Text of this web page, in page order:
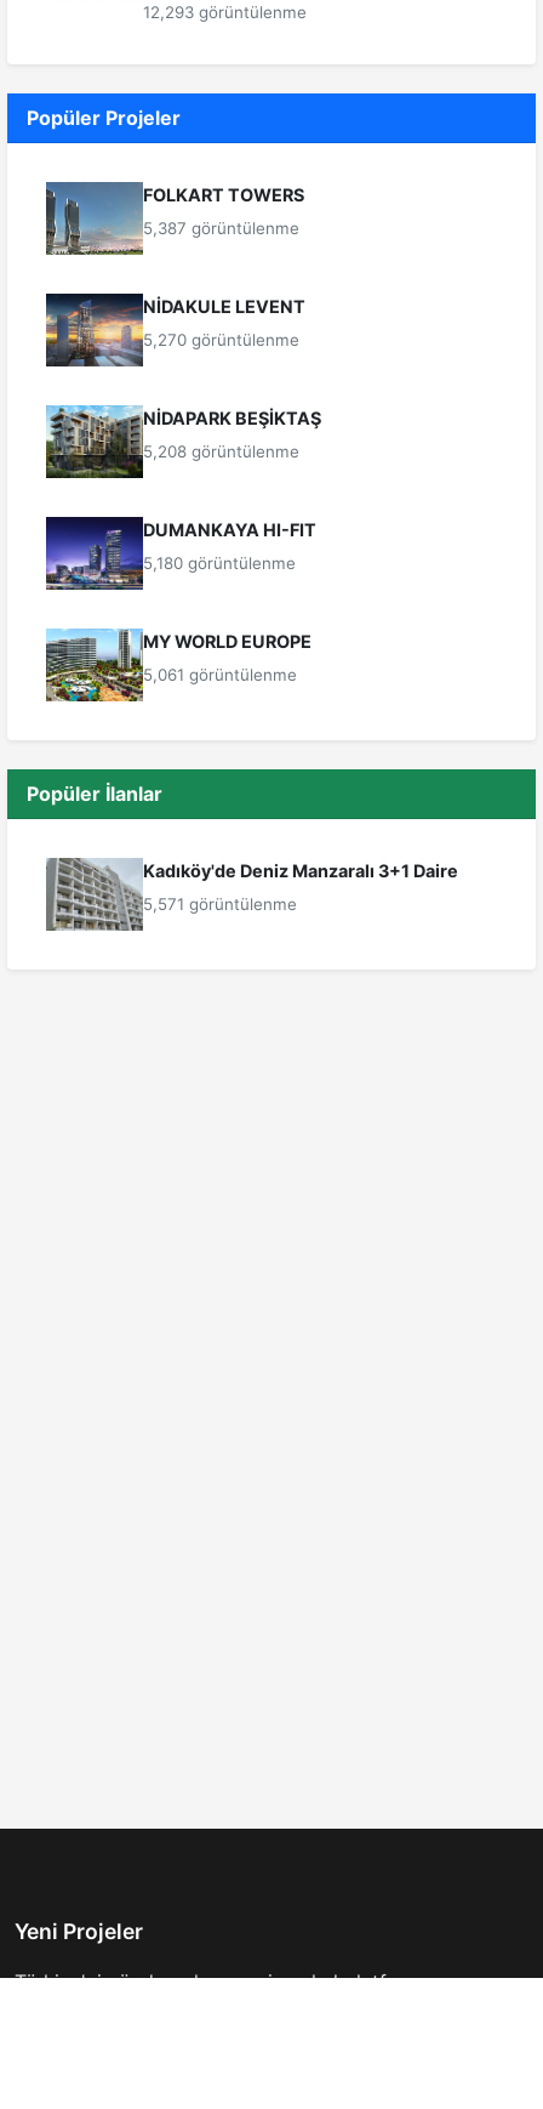
12,293 görüntülenme
Popüler Projeler
FOLKART TOWERS
5,387 görüntülenme
NİDAKULE LEVENT
5,270 görüntülenme
NİDAPARK BEŞİKTAŞ
5,208 görüntülenme
DUMANKAYA HI-FIT
5,180 görüntülenme
MY WORLD EUROPE
5,061 görüntülenme
Popüler İlanlar
Kadıköy'de Deniz Manzaralı 3+1 Daire
5,571 görüntülenme
Yeni Projeler
Türkiye'nin önde gelen gayrimenkul platformu.